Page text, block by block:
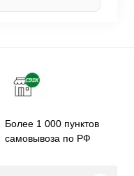
Более 1 000 пунктов
самовывоза по РФ